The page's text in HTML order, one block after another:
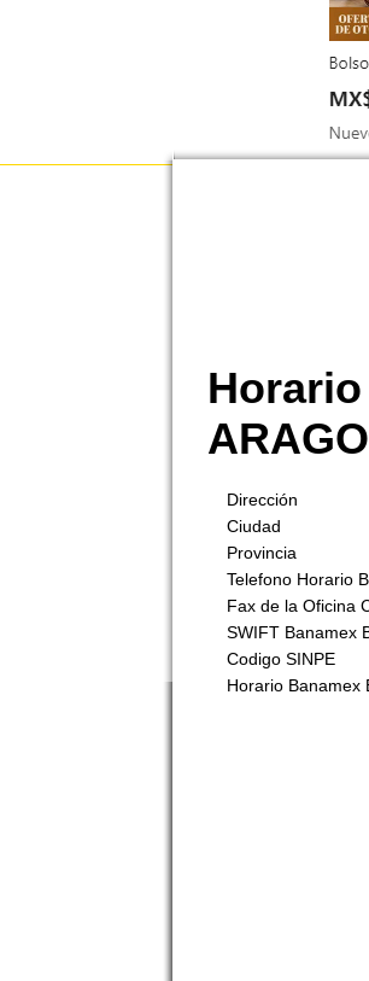
Dirección
Ciudad
Provincia
Telefono Horario
Fax de la Oficina
SWIFT Banamex
Codigo SINPE
Horario Banamex